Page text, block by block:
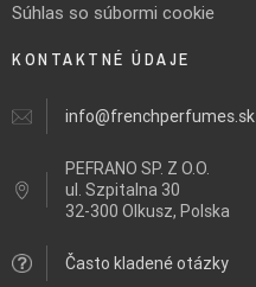
Súhlas so súbormi cookie
KONTAKTNÉ ÚDAJE
info@frenchperfumes.sk
PEFRANO SP. Z O.O.
ul. Szpitalna 30
32-300 Olkusz, Polska
Často kladené otázky